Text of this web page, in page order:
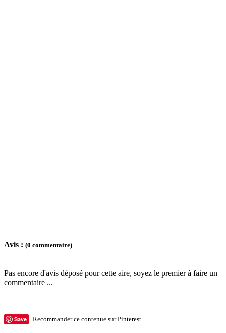
Avis : (0 commentaire)
Pas encore d'avis déposé pour cette aire, soyez le premier à faire un
commentaire ...
Save Recommander ce contenue sur Pinterest